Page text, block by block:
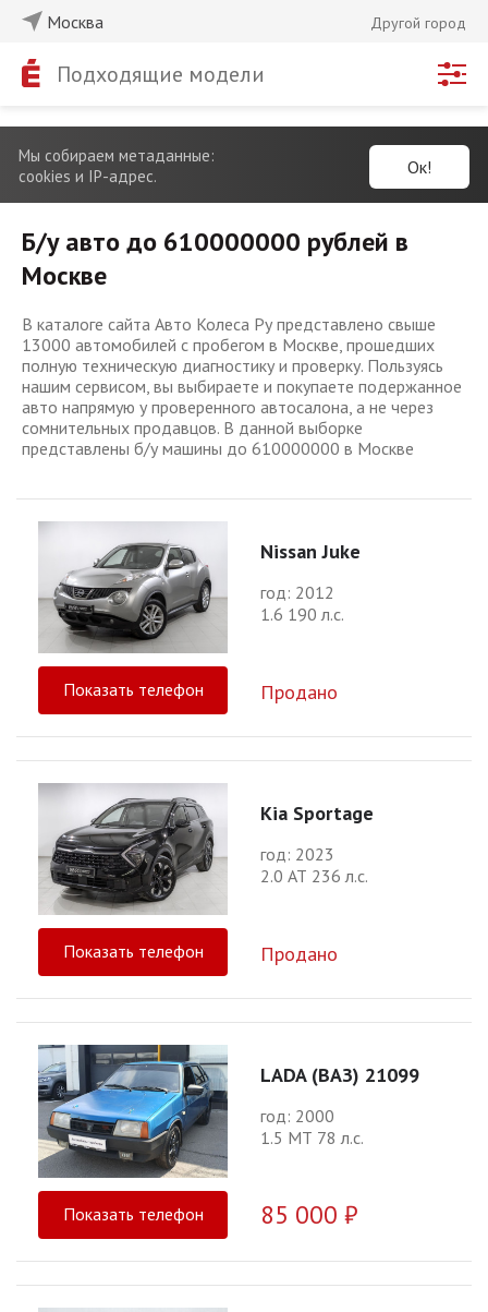
Москва Другой город
Подходящие модели
Мы собираем метаданные:
cookies и IP-адрес.
Ок!
Б/у авто до 610000000 рублей в
Москве
В каталоге сайта Авто Колеса Ру представлено свыше
13000 автомобилей с пробегом в Москве, прошедших
полную техническую диагностику и проверку. Пользуясь
нашим сервисом, вы выбираете и покупаете подержанное
авто напрямую у проверенного автосалона, а не через
сомнительных продавцов. В данной выборке
представлены б/у машины до 610000000 в Москве
Nissan Juke
год: 2012
1.6 190 л.с.
Показать телефон Продано
Kia Sportage
год: 2023
2.0 АТ 236 л.с.
Показать телефон Продано
LADA (ВАЗ) 21099
год: 2000
1.5 МТ 78 л.с.
Показать телефон 85 000 ₽